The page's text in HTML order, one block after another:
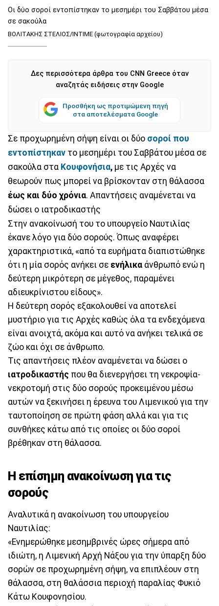
Οι δύο σοροί εντοπίστηκαν το μεσημέρι του Σαββάτου μέσα
σε σακούλα
ΒΟΛΙΤΑΚΗΣ ΣΤΕΛΙΟΣ/ΙΝΤΙΜΕ (φωτογραφία αρχείου)
Δες περισσότερα άρθρα του CNN Greece όταν
αναζητάς ειδήσεις στην Google
Προσθήκη ως προτιμώμενη πηγή
στα αποτελέσματα Google
Σε προχωρημένη σήψη είναι οι δύο σοροί που
εντοπίστηκαν το μεσημέρι του Σαββάτου μέσα σε
σακούλα στα Κουφονήσια, με τις Αρχές να
θεωρούν πως μπορεί να βρίσκονταν στη θάλασσα
έως και δύο χρόνια. Απαντήσεις αναμένεται να
δώσει ο ιατροδικαστής
Στην ανακοίνωσή του το υπουργείο Ναυτιλίας
έκανε λόγο για δύο σορούς. Όπως αναφέρει
χαρακτηριστικά, «από τα ευρήματα διαπιστώθηκε
ότι η μία σορός ανήκει σε ενήλικα άνθρωπό ενώ η
δεύτερη μικρότερη σε μέγεθος, παραμένει
αδιευκρίνιστου είδους».
Η δεύτερη σορός εξακολουθεί να αποτελεί
μυστήριο για τις Αρχές καθώς όλα τα ενδεχόμενα
είναι ανοιχτά, ακόμα και αυτό να ανήκει τελικά σε
ζώο και όχι σε άνθρωπο.
Τις απαντήσεις πλέον αναμένεται να δώσει ο
ιατροδικαστής που θα διενεργήσει τη νεκροψία-
νεκροτομή στις δύο σορούς προκειμένου μέσω
αυτών να ξεκινήσει η έρευνα του Λιμενικού για την
ταυτοποίηση σε πρώτη φάση αλλά και για τις
συνθήκες κάτω από τις οποίες οι δύο σοροί
βρέθηκαν στη θάλασσα.
Η επίσημη ανακοίνωση για τις
σορούς
Αναλυτικά η ανακοίνωση του υπουργείου
Ναυτιλίας:
«Ενημερώθηκε μεσημβρινές ώρες σήμερα από
ιδιώτη, η Λιμενική Αρχή Νάξου για την ύπαρξη δύο
σορών σε προχωρημένη σήψη, να επιπλέουν στη
θάλασσα, στη θαλάσσια περιοχή παραλίας Φυκιό
Κάτω Κουφονησίου.